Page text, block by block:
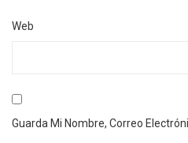
Web
Guarda Mi Nombre, Correo